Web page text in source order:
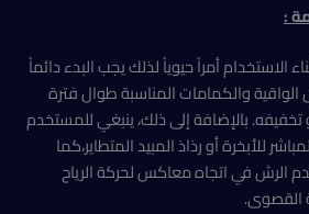
:
الاستخدام أمراً حيوياً لذلك يجب البدء دائماً
الواقية والكمامات المناسبة طوال فترة
تخفيفه. بالإضافة إلى ذلك، ينبغي للمستخدم
للأبخرة أو رذاذ المبيد المتطاير،كما
الرش في اتجاه معاكس لحركة الرياح
القصوى.